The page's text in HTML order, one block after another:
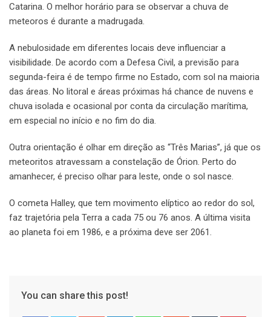
Catarina. O melhor horário para se observar a chuva de
meteoros é durante a madrugada.
A nebulosidade em diferentes locais deve influenciar a
visibilidade. De acordo com a Defesa Civil, a previsão para
segunda-feira é de tempo firme no Estado, com sol na maioria
das áreas. No litoral e áreas próximas há chance de nuvens e
chuva isolada e ocasional por conta da circulação marítima,
em especial no início e no fim do dia.
Outra orientação é olhar em direção as “Três Marias”, já que os
meteoritos atravessam a constelação de Órion. Perto do
amanhecer, é preciso olhar para leste, onde o sol nasce.
O cometa Halley, que tem movimento elíptico ao redor do sol,
faz trajetória pela Terra a cada 75 ou 76 anos. A última visita
ao planeta foi em 1986, e a próxima deve ser 2061.
You can share this post!